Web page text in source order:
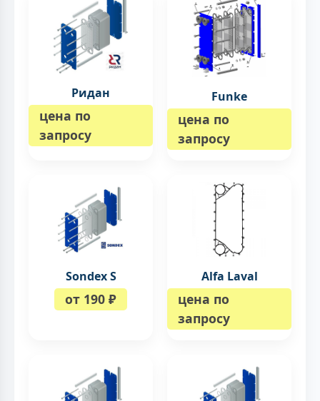
Ридан
цена по
запросу
Funke
цена по
запросу
Sondex S
от 190 ₽
Alfa Laval
цена по
запросу